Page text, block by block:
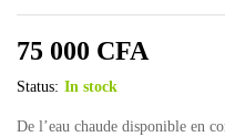
75 000 CFA
Status: In stock
De l’eau chaude disponible en